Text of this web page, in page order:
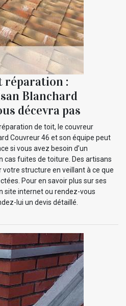
réparation :
Blanchard
décevra pas
de toit, le couvreur
Couvreur 46 et son équipe peut
si vous avez besoin d’un
cas fuites de toiture. Des artisans
structure en veillant à ce que
Pour en savoir plus sur ses
site internet ou rendez-vous
lui un devis détaillé.